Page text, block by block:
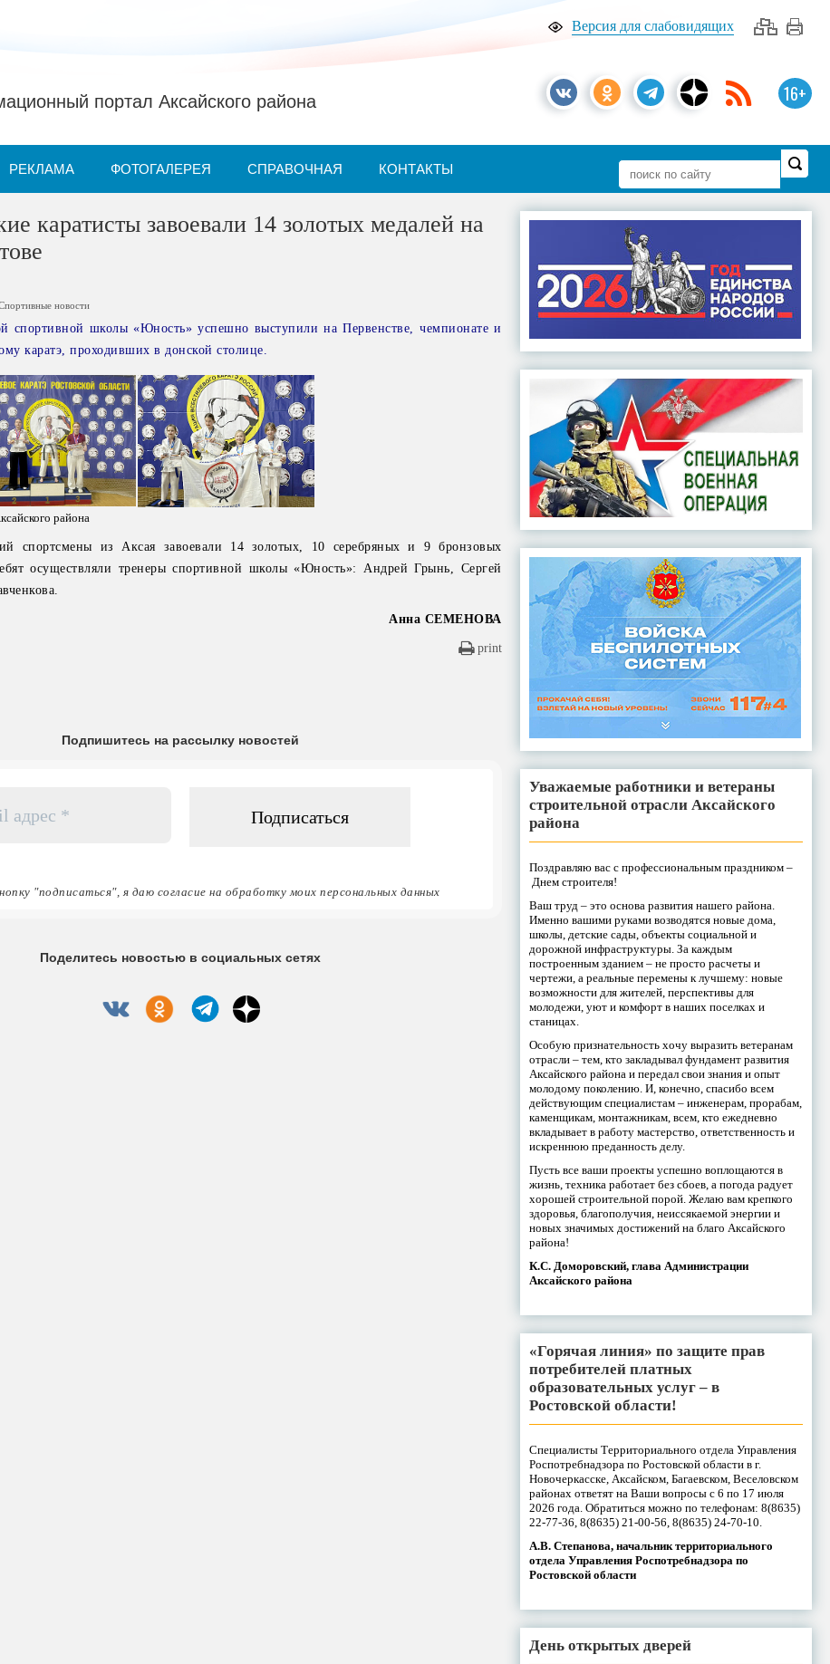
Версия для слабовидящих
16+
портал Аксайского района
РЕКЛАМА ФОТОГАЛЕРЕЯ СПРАВОЧНАЯ КОНТАКТЫ
каратисты завоевали 14 золотых медалей на
новости
спортивной школы «Юность» успешно выступили на Первенстве, чемпионате и
каратэ, проходивших в донской столице.
района
спортсмены из Аксая завоевали 14 золотых, 10 серебряных и 9 бронзовых
осуществляли тренеры спортивной школы «Юность»: Андрей Грынь, Сергей
Анна СЕМЕНОВА
print
Подпишитесь на рассылку новостей
"подписаться", я даю согласие на обработку моих персональных данных
Поделитесь новостью в социальных сетях
Уважаемые работники и ветераны
строительной отрасли Аксайского
района
Поздравляю вас с профессиональным праздником –
Днем строителя!
Ваш труд – это основа развития нашего района.
Именно вашими руками возводятся новые дома,
школы, детские сады, объекты социальной и
дорожной инфраструктуры. За каждым
построенным зданием – не просто расчеты и
чертежи, а реальные перемены к лучшему: новые
возможности для жителей, перспективы для
молодежи, уют и комфорт в наших поселках и
станицах.
Особую признательность хочу выразить ветеранам
отрасли – тем, кто закладывал фундамент развития
Аксайского района и передал свои знания и опыт
молодому поколению. И, конечно, спасибо всем
действующим специалистам – инженерам, прорабам,
каменщикам, монтажникам, всем, кто ежедневно
вкладывает в работу мастерство, ответственность и
искреннюю преданность делу.
Пусть все ваши проекты успешно воплощаются в
жизнь, техника работает без сбоев, а погода радует
хорошей строительной порой. Желаю вам крепкого
здоровья, благополучия, неиссякаемой энергии и
новых значимых достижений на благо Аксайского
района!
К.С. Доморовский, глава Администрации
Аксайского района
«Горячая линия» по защите прав
потребителей платных
образовательных услуг – в
Ростовской области!
Специалисты Территориального отдела Управления
Роспотребнадзора по Ростовской области в г.
Новочеркасске, Аксайском, Багаевском, Веселовском
районах ответят на Ваши вопросы с 6 по 17 июля
2026 года. Обратиться можно по телефонам: 8(8635)
22-77-36, 8(8635) 21-00-56, 8(8635) 24-70-10.
А.В. Степанова, начальник территориального
отдела Управления Роспотребнадзора по
Ростовской области
День открытых дверей